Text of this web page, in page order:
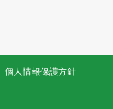
個人情報保護方針